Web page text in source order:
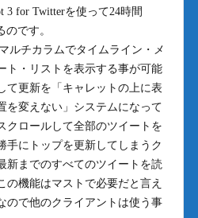
3 for Twitterを使って24時間
です。
ルチカラムでタイムライン・メ
ト・リストを表示する事が可能
て更新を「キャレットの上に表
を変えない」システムになって
クロールして全部のツイートを
手にトップを更新してしまうク
新までのすべてのツイートを読
の機能はマストで必要だと言え
ので他のクライアントは使う事